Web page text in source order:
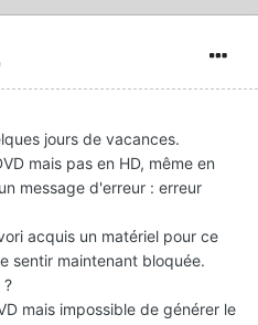
jours de vacances.
mais pas en HD, même en
message d'erreur : erreur
acquis un matériel pour ce
sentir maintenant bloquée.
?
mais impossible de générer le